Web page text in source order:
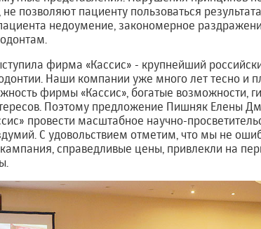
позволяют пациенту пользоваться
недоумение, закономерное
фирма «Кассис» - крупнейший
Наши компании уже много лет тесно и
фирмы «Кассис», богатые возможности,
Поэтому предложение Пишняк Елены
провести масштабное научно-
С удовольствием отметим, что мы не
справедливые цены, привлекли на